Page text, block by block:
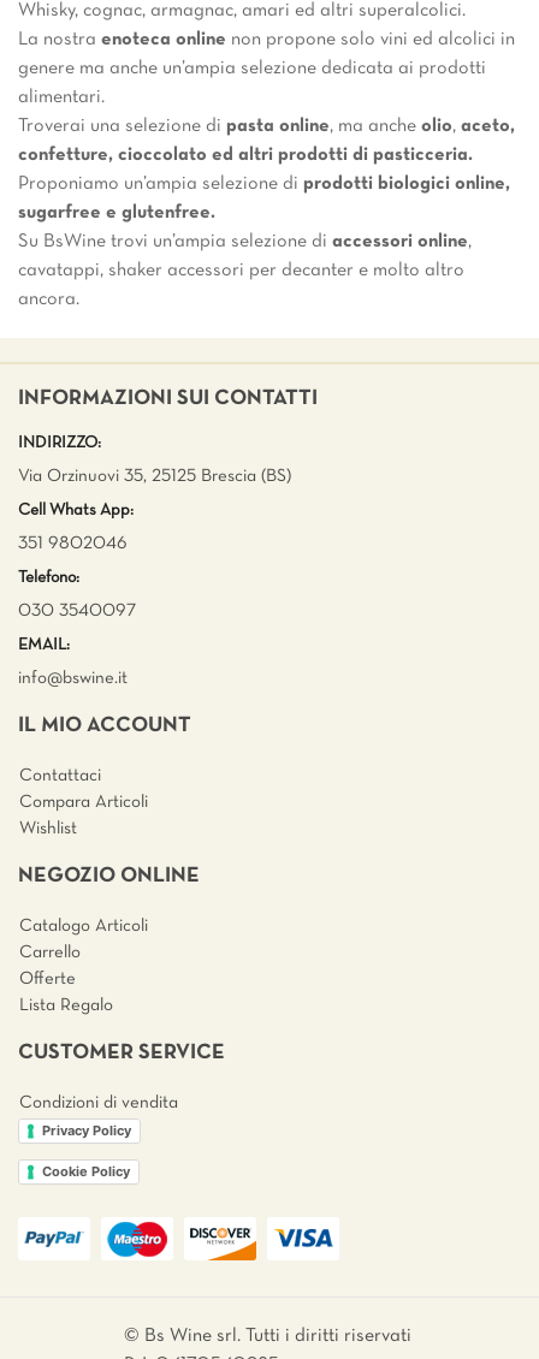
Whisky, cognac, armagnac, amari ed altri superalcolici.
La nostra enoteca online non propone solo vini ed alcolici in
genere ma anche un’ampia selezione dedicata ai prodotti
alimentari.
Troverai una selezione di pasta online, ma anche olio, aceto,
confetture, cioccolato ed altri prodotti di pasticceria.
Proponiamo un’ampia selezione di prodotti biologici online,
sugarfree e glutenfree.
Su BsWine trovi un’ampia selezione di accessori online,
cavatappi, shaker accessori per decanter e molto altro
ancora.
INFORMAZIONI SUI CONTATTI
INDIRIZZO:
Via Orzinuovi 35, 25125 Brescia (BS)
Cell Whats App:
351 9802046
Telefono:
030 3540097
EMAIL:
info@bswine.it
IL MIO ACCOUNT
Contattaci
Compara Articoli
Wishlist
NEGOZIO ONLINE
Catalogo Articoli
Carrello
Offerte
Lista Regalo
CUSTOMER SERVICE
Condizioni di vendita
Privacy Policy
Cookie Policy
© Bs Wine srl. Tutti i diritti riservati